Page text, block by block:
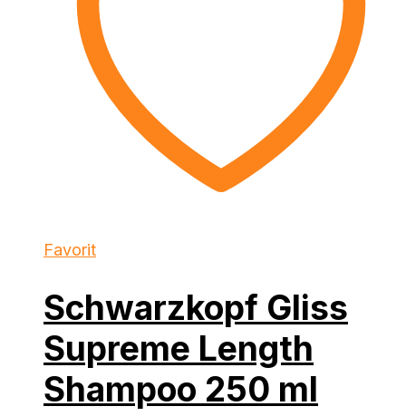
Favorit
Schwarzkopf Gliss
Supreme Length
Shampoo 250 ml